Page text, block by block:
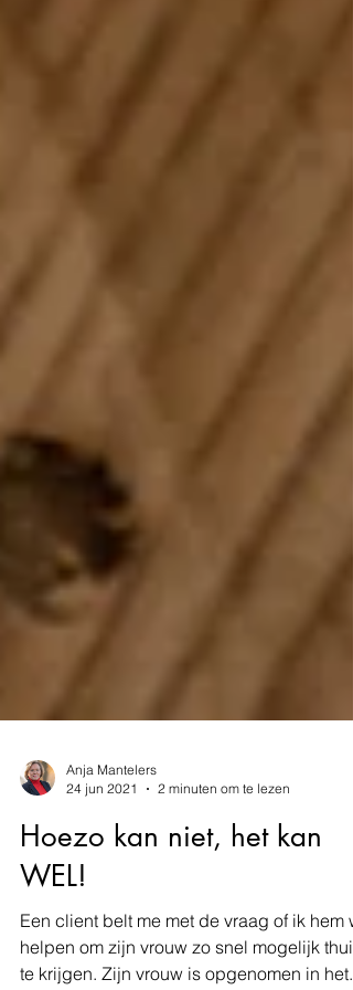
Anja Mantelers
24 jun 2021
2 minuten om te lezen
Hoezo kan niet, het kan
WEL!
Een client belt me met de vraag of ik hem